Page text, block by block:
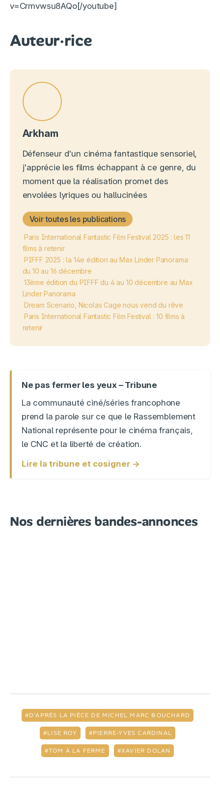
v=Crmvwsu8AQo[/youtube]
Auteur·rice
Arkham
Défenseur d'un cinéma fantastique sensoriel,
j'apprécie les films échappant à ce genre, du
moment que la réalisation promet des
envolées lyriques ou hallucinées
Voir toutes les publications
Paris International Fantastic Film Festival 2025 : les 11
films à retenir
PIFFF 2025 : la 14e édition au Max Linder Panorama
du 10 au 16 décembre
13ème édition du PIFFF du 4 au 10 décembre au Max
Linder Panorama
Dream Scenario, Nicolas Cage nous vend du rêve
Paris International Fantastic Film Festival : 10 films à
retenir
Ne pas fermer les yeux – Tribune
La communauté ciné/séries francophone
prend la parole sur ce que le Rassemblement
National représente pour le cinéma français,
le CNC et la liberté de création.
Lire la tribune et cosigner →
Nos dernières bandes-annonces
D'APRÈS LA PIÈCE DE MICHEL MARC BOUCHARD
LISE ROY PIERRE-YVES CARDINAL
TOM À LA FERME XAVIER DOLAN